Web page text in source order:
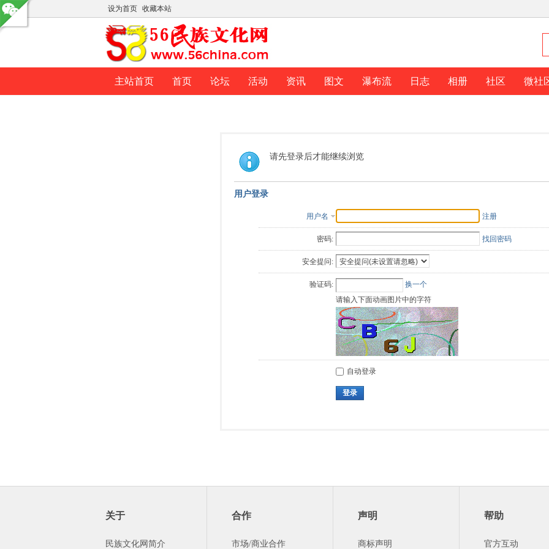
设为首页 收藏本站
主站首页 首页 论坛 活动 资讯 图文 瀑布流 日志 相册 社区 微社
请先登录后才能继续浏览
用户登录
用户名 注册
密码: 找回密码
安全提问:
验证码:
换一个
请输入下面动画图片中的字符
自动登录
登录
关于
民族文化网简介
合作
市场/商业合作
声明
商标声明
帮助
官方互动